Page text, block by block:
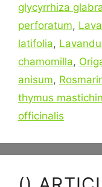
glycyrrhiza
perforatum,
latifolia,
chamomilla,
anisum,
thymus
officinalis